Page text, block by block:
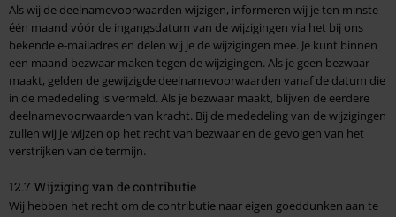
Als wij de deelnamevoorwaarden wijzigen, informeren wij je ten minste
één maand vóór de ingangsdatum van de wijzigingen via het bij ons
bekende e-mailadres en delen wij je de wijzigingen mee. Je kunt binnen
een maand bezwaar maken tegen de wijzigingen. Als je geen bezwaar
maakt, gelden de gewijzigde deelnamevoorwaarden vanaf de datum die
in de mededeling is vermeld. Als je bezwaar maakt, blijven de eerdere
deelnamevoorwaarden van kracht. Bij de mededeling van de wijzigingen
zullen wij je wijzen op het recht van bezwaar en de gevolgen van het
verstrijken van de termijn.
12.7 Wijziging van de contributie
Wij hebben het recht om de contributie naar eigen goeddunken aan te